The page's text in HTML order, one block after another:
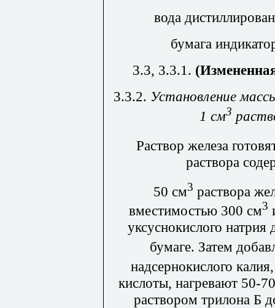
вода
бумага
3.3, 3.3.1.
3.3.2. Установление
1 см3
Раствор железа
раствора
50 см3 раствора
вместимостью 300 см3
уксуснокислого
бумаге. Затем
надсернокислого
кислоты, нагревают 50-
раствором трилона Б